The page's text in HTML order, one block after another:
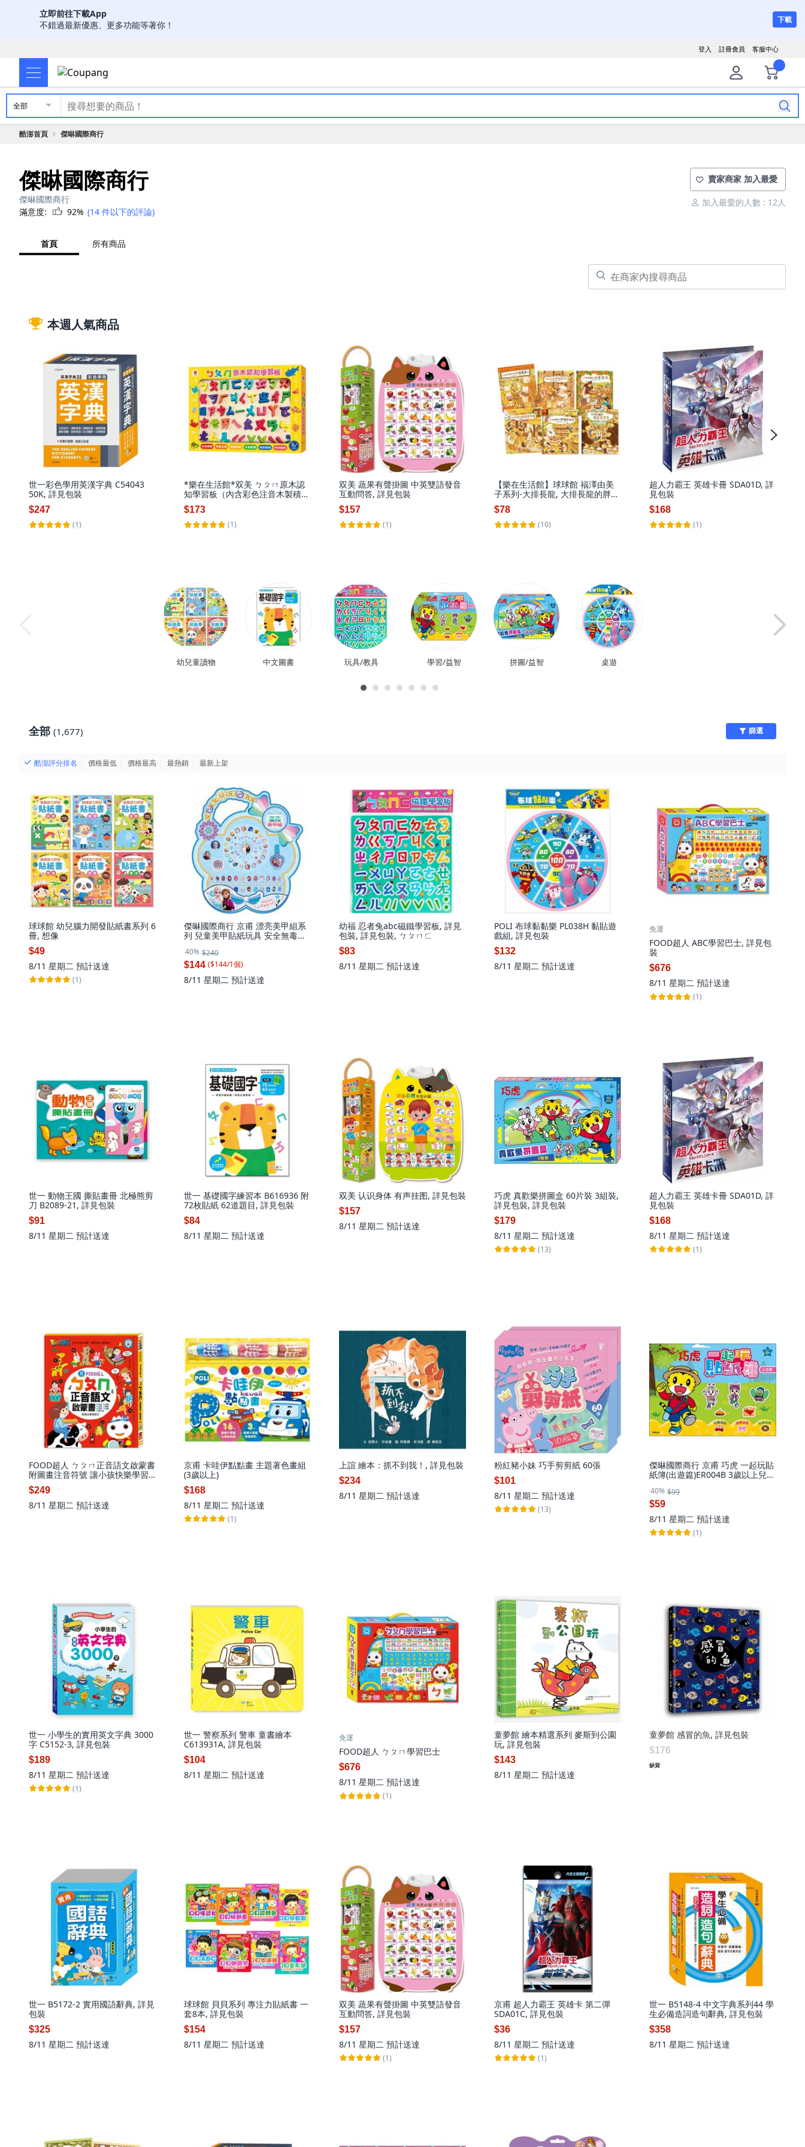
立即前往下載App
不錯過最新優惠、更多功能等著你！
下載
客服中心
註冊會員
登入
全部
酷澎首頁 傑晽國際商行
傑晽國際商行
傑晽國際商行
滿意度:
92% (14 件以下的評論)
賣家商家 加入最愛
加入最愛的人數 : 12人
首頁 所有商品
本週人氣商品
世一彩色學用英漢字典 C54043
50K, 詳見包裝
$247
(1)
*樂在生活館*双美 ㄅㄆㄇ原木認
知學習板（內含彩色注音木製積木
45個 木製遊戲板）, 詳見包裝
$173
(1)
双美 蔬果有聲掛圖 中英雙語發音
互動問答, 詳見包裝
$157
(1)
【樂在生活館】球球館 福澤由美
子系列-大排長龍, 大排長龍的胖舅
舅麵包店
$78
(10)
超人力霸王 英雄卡冊 SDA01D, 詳
見包裝
$168
(1)
幼兒童讀物 中文圖書 玩具/教具 學習/益智 拼圖/益智 桌遊
全部 (1,677) 篩選
酷澎評分排名 價格最低 價格最高 最熱銷 最新上架
球球館 幼兒腦力開發貼紙書系列 6
冊, 想像
$49
8/11 星期二 預計送達
(1)
傑晽國際商行 京甫 漂亮美甲組系
列 兒童美甲貼紙玩具 安全無毒材
40% $240
$144 ($144/1個)
8/11 星期二 預計送達
幼福 忍者兔abc磁鐵學習板, 詳見
包裝, 詳見包裝, ㄅㄆㄇㄈ
$83
8/11 星期二 預計送達
POLI 布球黏黏樂 PL038H 黏貼遊
戲組, 詳見包裝
$132
8/11 星期二 預計送達
免運
FOOD超人 ABC學習巴士, 詳見包
裝
$676
8/11 星期二 預計送達
(1)
世一 動物王國 撕貼畫冊 北極熊剪
刀 B2089-21, 詳見包裝
$91
8/11 星期二 預計送達
世一 基礎國字練習本 B616936 附
72枚貼紙 62道題目, 詳見包裝
$84
8/11 星期二 預計送達
双美 认识身体 有声挂图, 詳見包裝
$157
8/11 星期二 預計送達
巧虎 真歡樂拼圖盒 60片裝 3組裝,
詳見包裝, 詳見包裝
$179
8/11 星期二 預計送達
(13)
超人力霸王 英雄卡冊 SDA01D, 詳
見包裝
$168
8/11 星期二 預計送達
(1)
FOOD超人 ㄅㄆㄇ正音語文啟蒙書
附圖畫注音符號 讓小孩快樂學習
注音, 詳見包裝
$249
8/11 星期二 預計送達
京甫 卡哇伊點點畫 主題著色畫組
(3歲以上)
$168
8/11 星期二 預計送達
(1)
上誼 繪本：抓不到我！, 詳見包裝
$234
8/11 星期二 預計送達
粉紅豬小妹 巧手剪剪紙 60張
$101
8/11 星期二 預計送達
(13)
傑晽國際商行 京甫 巧虎 一起玩貼
紙簿(出遊篇)ER004B 3歲以上兒童
40% $99
$59
8/11 星期二 預計送達
(1)
世一 小學生的實用英文字典 3000
字 C5152-3, 詳見包裝
$189
8/11 星期二 預計送達
(1)
世一 警察系列 警車 童書繪本
C613931A, 詳見包裝
$104
8/11 星期二 預計送達
免運
FOOD超人 ㄅㄆㄇ學習巴士
$676
8/11 星期二 預計送達
(1)
童夢館 繪本精選系列 麥斯到公園
玩, 詳見包裝
$143
8/11 星期二 預計送達
童夢館 感冒的魚, 詳見包裝
$176
缺貨
世一 B5172-2 實用國語辭典, 詳見
包裝
$325
8/11 星期二 預計送達
球球館 貝貝系列 專注力貼紙書 一
套8本, 詳見包裝
$154
8/11 星期二 預計送達
双美 蔬果有聲掛圖 中英雙語發音
互動問答, 詳見包裝
$157
8/11 星期二 預計送達
(1)
京甫 超人力霸王 英雄卡 第二彈
SDA01C, 詳見包裝
$36
8/11 星期二 預計送達
(1)
世一 B5148-4 中文字典系列44 學
生必備造詞造句辭典, 詳見包裝
$358
8/11 星期二 預計送達